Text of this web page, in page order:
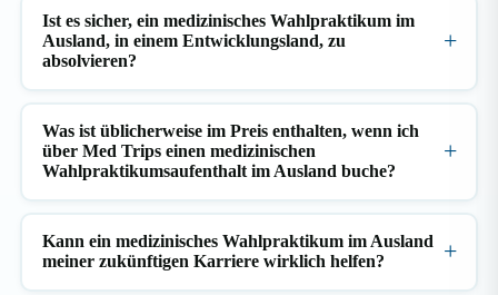
Ist es sicher, ein medizinisches Wahlpraktikum im
Ausland, in einem Entwicklungsland, zu
absolvieren?
Was ist üblicherweise im Preis enthalten, wenn ich
über Med Trips einen medizinischen
Wahlpraktikumsaufenthalt im Ausland buche?
Kann ein medizinisches Wahlpraktikum im Ausland
meiner zukünftigen Karriere wirklich helfen?